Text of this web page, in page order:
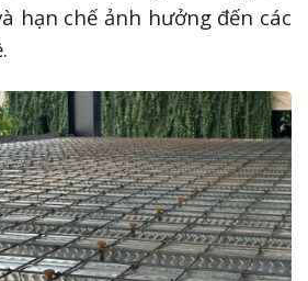
hạn chế ảnh hưởng đến các